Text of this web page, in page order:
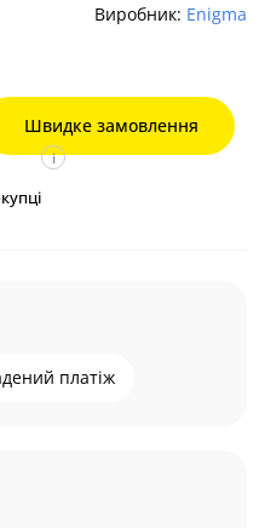
Виробник: Enigma
Швидке замовлення
i
платіж